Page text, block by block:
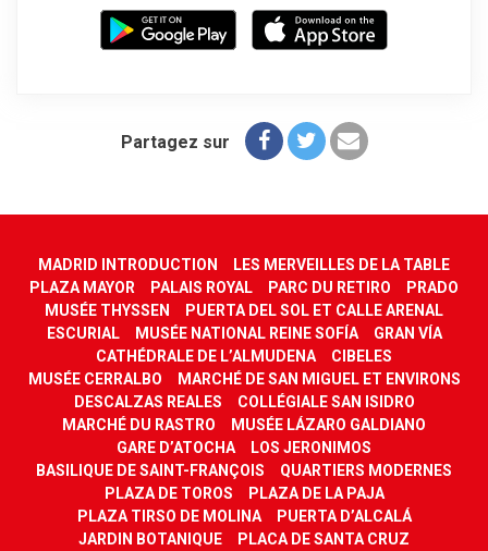
Partagez sur
MADRID INTRODUCTION
LES MERVEILLES DE LA TABLE
PLAZA MAYOR
PALAIS ROYAL PARC DU RETIRO
PRADO
MUSÉE THYSSEN
PUERTA DEL SOL ET CALLE ARENAL
ESCURIAL
MUSÉE NATIONAL REINE SOFÍA
GRAN VÍA
CATHÉDRALE DE L’ALMUDENA
CIBELES
MUSÉE CERRALBO
MARCHÉ DE SAN MIGUEL ET ENVIRONS
DESCALZAS REALES
COLLÉGIALE SAN ISIDRO
MARCHÉ DU RASTRO
MUSÉE LÁZARO GALDIANO
GARE D’ATOCHA
LOS JERONIMOS
BASILIQUE DE SAINT-FRANÇOIS
QUARTIERS MODERNES
PLAZA DE TOROS
PLAZA DE LA PAJA
PLAZA TIRSO DE MOLINA
PUERTA D’ALCALÁ
JARDIN BOTANIQUE
PLACA DE SANTA CRUZ